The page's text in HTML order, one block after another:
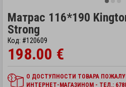
Матрас 116*190
Strong
Код: #120609
198.00 €
О ДОСТУПНОСТИ ТОВАРА
ИНТЕРНЕТ-МАГАЗИНОМ - ТЕЛ.: